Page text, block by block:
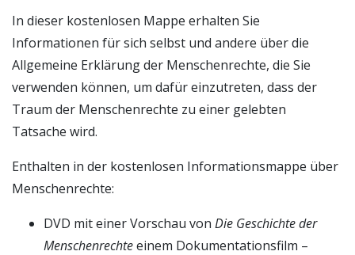
In dieser kostenlosen Mappe erhalten Sie
Informationen für sich selbst und andere über die
Allgemeine Erklärung der Menschenrechte, die Sie
verwenden können, um dafür einzutreten, dass der
Traum der Menschenrechte zu einer gelebten
Tatsache wird.
Enthalten in der kostenlosen Informationsmappe über
Menschenrechte:
DVD mit einer Vorschau von Die Geschichte der
Menschenrechteeinem Dokumentationsfilm –